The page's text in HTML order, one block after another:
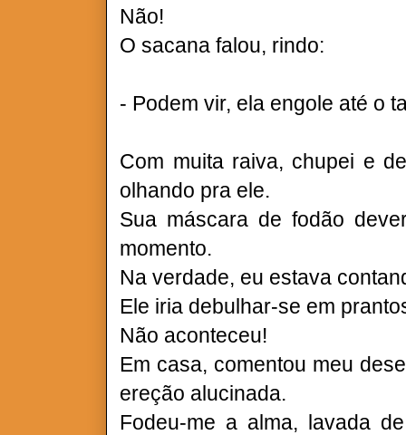
Não!
O sacana falou, rindo:
- Podem vir, ela engole até o
Com muita raiva, chupei e
olhando pra ele.
Sua máscara de fodão
momento.
Na verdade, eu estava
Ele iria debulhar-se em
Não aconteceu!
Em casa, comentou meu
ereção alucinada.
Fodeu-me a alma, lavada